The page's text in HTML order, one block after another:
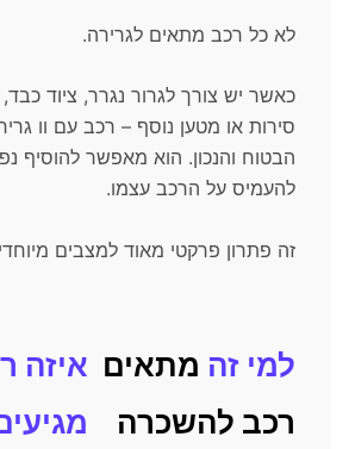
לא כל רכב מתאים לגרירה.
כאשר יש צורך לגרור נגרר, ציוד כבד,
סירות או מטען נוסף – רכב עם וו
הבטוח והנכון. הוא מאפשר להוסיף
להעמיס על הרכב עצמו.
זה פתרון פרקטי מאוד למצבים
למי זה מתאים
רכב להשכרה
איזה